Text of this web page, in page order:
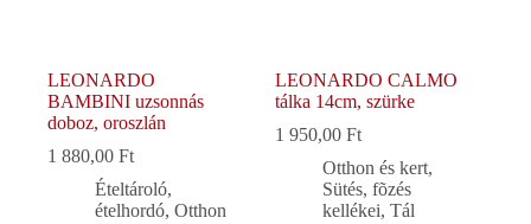
LEONARDO
BAMBINI uzsonnás
doboz, oroszlán
1 880,00 Ft
Ételtároló,
ételhordó, Otthon
LEONARDO CALMO
tálka 14cm, szürke
1 950,00Ft
Otthon és kert,
Sütés, fõzés
kellékei,Tál